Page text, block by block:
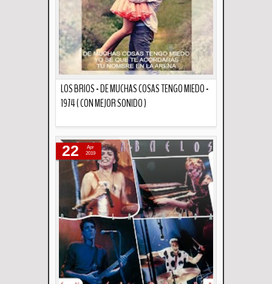
LOS BRIOS - DE MUCHAS COSAS TENGO MIEDO -
1974 ( CON MEJOR SONIDO )
22
Apr
2019